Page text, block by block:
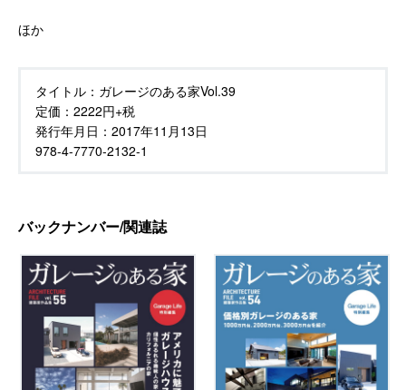
ほか
タイトル： ガレージのある家Vol.39
定価： 2222円+税
発行年月日： 2017年11月13日
978-4-7770-2132-1
バックナンバー/関連誌